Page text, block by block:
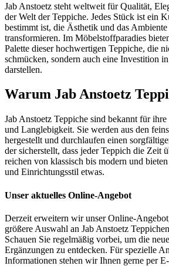
Jab Anstoetz steht weltweit für Qualität,
der Welt der Teppiche. Jedes Stück ist ein
bestimmt ist, die Ästhetik und das Ambiente
transformieren. Im Möbelstoffparadies
Palette dieser hochwertigen Teppiche, die
schmücken, sondern auch eine Investition
darstellen.
Warum Jab Anstoetz
Jab Anstoetz Teppiche sind bekannt für
und Langlebigkeit. Sie werden aus den
hergestellt und durchlaufen einen
der sicherstellt, dass jeder Teppich die Zeit
reichen von klassisch bis modern und
und Einrichtungsstil etwas.
Unser aktuelles Online-Angebot
Derzeit erweitern wir unser Online-
größere Auswahl an Jab Anstoetz
Schauen Sie regelmäßig vorbei, um die
Ergänzungen zu entdecken. Für spezielle
Informationen stehen wir Ihnen gerne per